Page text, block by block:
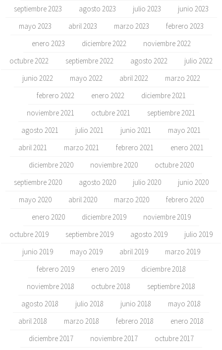
septiembre 2023
agosto 2023 julio 2023
junio 2023
mayo 2023
abril 2023 marzo 2023
febrero 2023
enero 2023
diciembre 2022
noviembre 2022
octubre 2022
septiembre 2022 agosto 2022
julio 2022
junio 2022
mayo 2022 abril 2022
marzo 2022
febrero 2022
enero 2022
diciembre 2021
noviembre 2021
octubre 2021
septiembre 2021
agosto 2021
julio 2021 junio 2021
mayo 2021
abril 2021
marzo 2021 febrero 2021
enero 2021
diciembre 2020
noviembre 2020
octubre 2020
septiembre 2020
agosto 2020 julio 2020
junio 2020
mayo 2020
abril 2020 marzo 2020
febrero 2020
enero 2020
diciembre 2019
noviembre 2019
octubre 2019
septiembre 2019 agosto 2019
julio 2019
junio 2019
mayo 2019 abril 2019
marzo 2019
febrero 2019
enero 2019
diciembre 2018
noviembre 2018
octubre 2018
septiembre 2018
agosto 2018
julio 2018 junio 2018
mayo 2018
abril 2018
marzo 2018 febrero 2018
enero 2018
diciembre 2017
noviembre 2017
octubre 2017